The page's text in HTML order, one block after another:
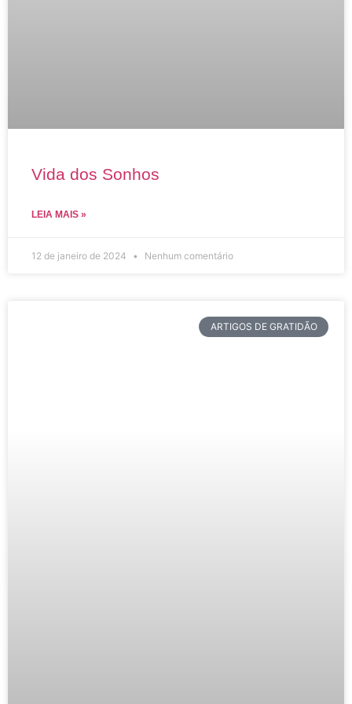
Vida dos Sonhos
LEIA MAIS »
12 de janeiro de 2024 Nenhum comentário
ARTIGOS DE GRATIDÃO